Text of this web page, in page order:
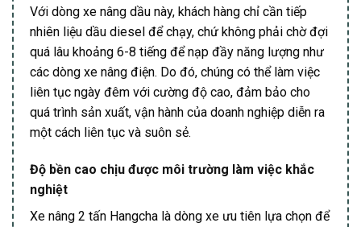
Với dòng xe nâng dầu này, khách hàng chỉ cần tiếp
nhiên liệu dầu diesel để chạy, chứ không phải chờ đợi
quá lâu khoảng 6-8 tiếng để nạp đầy năng lượng như
các dòng xe nâng điện. Do đó, chúng có thể làm việc
liên tục ngày đêm với cường độ cao, đảm bảo cho
quá trình sản xuất, vận hành của doanh nghiệp diễn ra
một cách liên tục và suôn sẻ.
Độ bền cao chịu được môi trường làm việc khắc
nghiệt
Xe nâng 2 tấn Hangcha là dòng xe ưu tiên lựa chọn để